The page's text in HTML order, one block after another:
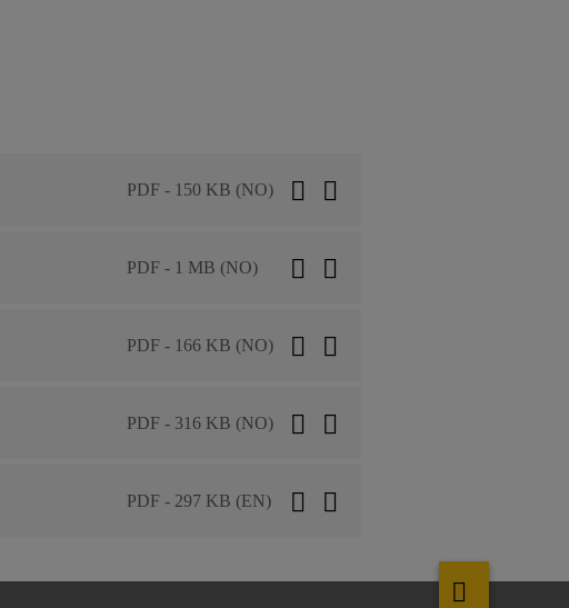
PDF - 150 KB (NO)
PDF - 1 MB (NO)
PDF - 166 KB (NO)
PDF - 316 KB (NO)
PDF - 297 KB (EN)